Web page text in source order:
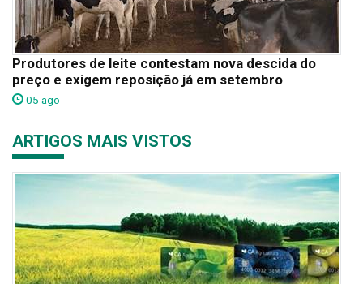
Produtores de leite contestam nova descida do
preço e exigem reposição já em setembro
05 ago
ARTIGOS MAIS VISTOS